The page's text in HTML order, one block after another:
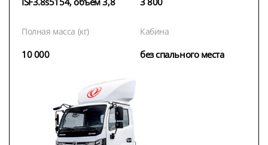
Полная масса (кг)
10 000
Кабина
без спального места